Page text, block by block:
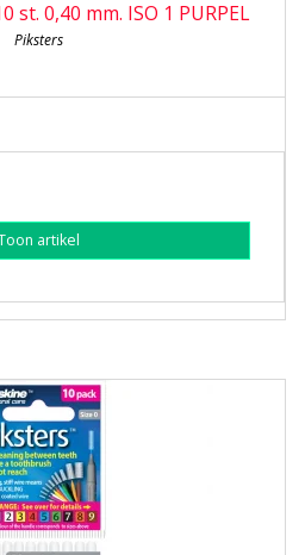
st. 0,40 mm. ISO 1 PURPEL
Piksters
artikel